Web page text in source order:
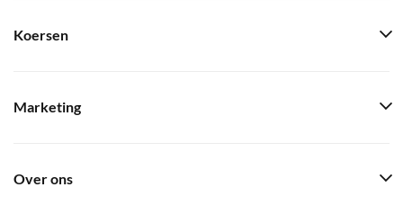
Koersen
Marketing
Over ons